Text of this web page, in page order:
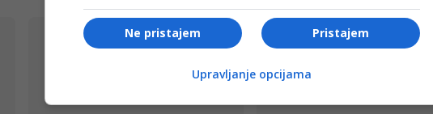
Pristajem
Ne pristajem
Upravljanje opcijama